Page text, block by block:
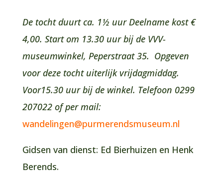
De tocht duurt ca. 1½ uur Deelname kost €
4,00. Start om 13.30 uur bij de VVV-
museumwinkel, Peperstraat 35. Opgeven
voor deze tocht uiterlijk vrijdagmiddag.
Voor15.30 uur bij de winkel. Telefoon 0299
207022 of per mail:
wandelingen@purmerendsmuseum.nl
Gidsen van dienst: Ed Bierhuizen en Henk
Berends.